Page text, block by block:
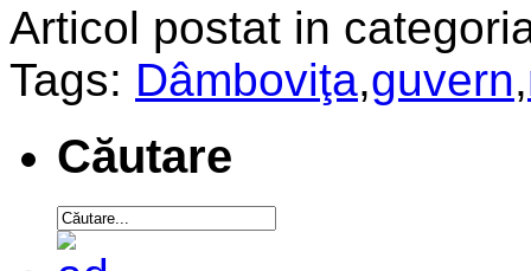
Articol postat in
Tags: Dâmboviţa,guvern,
Căutare